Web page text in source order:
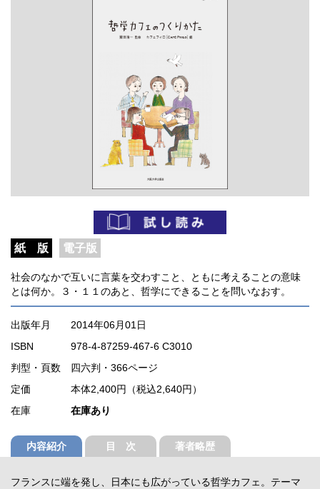
紙 版 電子版
社会のなかで互いに言葉を交わすこと、ともに考えることの意味
とは何か。３・１１のあと、哲学にできることを問いなおす。
出版年月
2014年06月01日
ISBN
978-4-87259-467-6 C3010
判型・頁数 四六判・366ページ
定価
本体2,400円（税込2,640円）
在庫
在庫あり
内容紹介 目 次 著者略歴
フランスに端を発し、日本にも広がっている哲学カフェ。テーマ